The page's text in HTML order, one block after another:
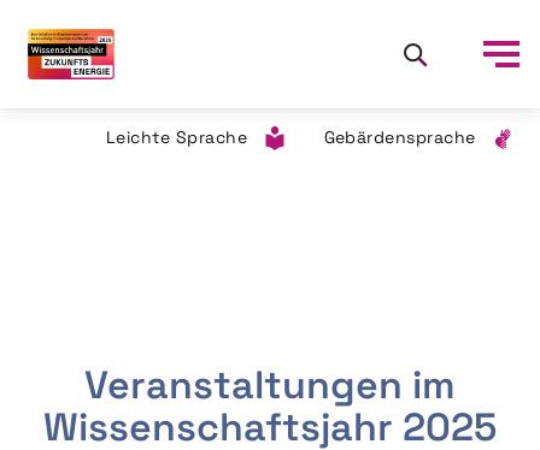
Leichte Sprache Gebärdensprache
Veranstaltungen im
Wissenschaftsjahr 2025